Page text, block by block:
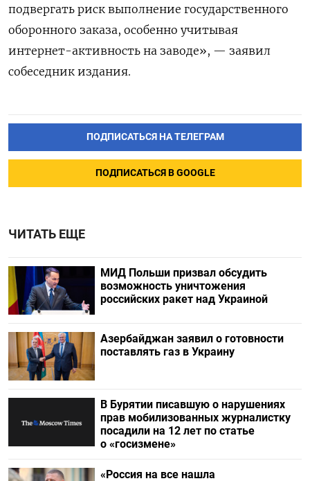
подвергать риск выполнение государственного
оборонного заказа, особенно учитывая
интернет-активность на заводе», — заявил
собеседник издания.
ПОДПИСАТЬСЯ НА ТЕЛЕГРАМ
ПОДПИСАТЬСЯ В GOOGLE
ЧИТАТЬ ЕЩЕ
МИД Польши призвал обсудить
возможность уничтожения
российских ракет над Украиной
Азербайджан заявил о готовности
поставлять газ в Украину
В Бурятии писавшую о нарушениях
прав мобилизованных журналистку
посадили на 12 лет по статье
о «госизмене»
«Россия на все нашла